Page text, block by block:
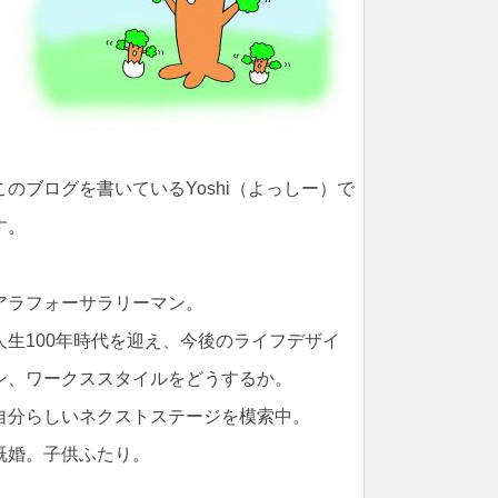
のブログを書いているYoshi（よっしー）で
。
ラフォーサラリーマン。
生100年時代を迎え、今後のライフデザイ
、ワークススタイルをどうするか。
分らしいネクストステージを模索中。
婚。子供ふたり。